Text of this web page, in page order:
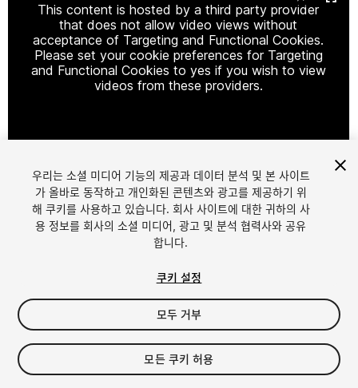
This content is hosted by a third party provider
that does not allow video views without
acceptance of Targeting and Functional Cookies.
Please set your cookie preferences for Targeting
and Functional Cookies to yes if you wish to view
videos from these providers.
1/24
$39
세금/부가세는 결제 시 반영됩니다.
우리는 소셜 미디어 기능의 제공과 데이터 분석 및 본 사이트
가 올바로 동작하고 개인화된 콘텐츠와 광고를 제공하기 위
해 쿠키를 사용하고 있습니다. 회사 사이트에 대한 귀하의 사
용 정보를 회사의 소셜 미디어, 광고 및 분석 협력사와 공유
합니다.
쿠키 설정
모두 거부
모든 쿠키 허용